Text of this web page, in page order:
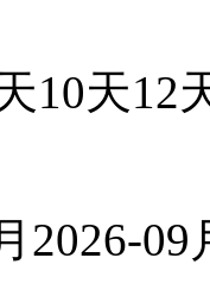
10天12
2026-09